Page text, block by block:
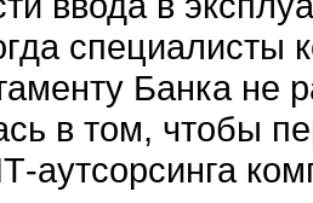
специалисты
Банка не
в том, чтобы
аутсорсинга